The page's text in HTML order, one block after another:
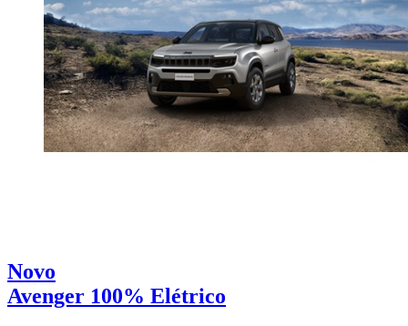
Novo
Avenger 100% Elétrico